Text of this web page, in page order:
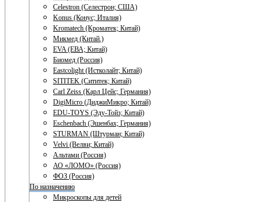
Celestron (Селестрон; США)
Konus (Конус; Италия)
Kromatech (Кроматек; Китай)
Микмед (Китай.)
EVA (ЕВА; Китай)
Биомед (Россия)
Eastcolight (Истколайт; Китай)
SITITEK (Сититек; Китай)
Carl Zeiss (Карл Цейс; Германия)
DigiMicro (ДиджиМикро; Китай)
EDU-TOYS (Эду-Тойз; Китай)
Eschenbach (Эшенбах; Германия)
STURMAN (Штурман; Китай)
Velvi (Велви; Китай)
Альтами (Россия)
АО «ЛОМО» (Россия)
ФОЗ (Россия)
По назначению
Микроскопы для детей